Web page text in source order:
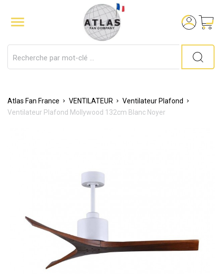

Atlas Fan France VENTILATEUR
Ventilateur Plafond
Ventilateur Plafond Mollywood 132cm Blanc Noyer